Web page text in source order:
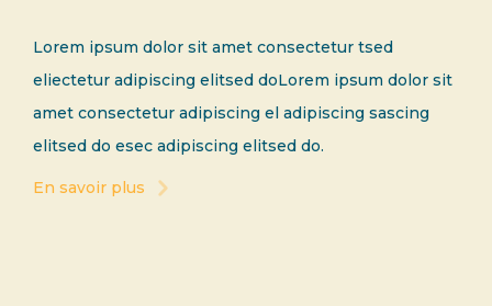
Lorem ipsum dolor sit amet consectetur tsed
eliectetur adipiscing elitsed doLorem ipsum dolor sit
amet consectetur adipiscing el adipiscing sascing
elitsed do esec adipiscing elitsed do.
En savoir plus